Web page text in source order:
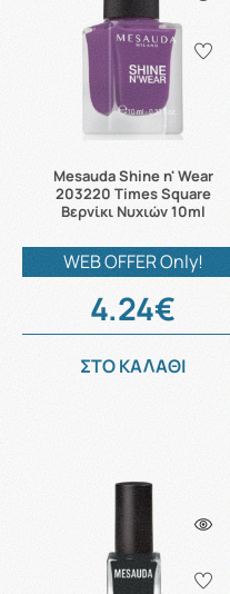
Mesauda Shine n' Wear
203220 Times Square
Βερνίκι Νυχιών 10ml
WEB OFFER Only!
4.24€
ΣΤΟ ΚΑΛΑΘΙ